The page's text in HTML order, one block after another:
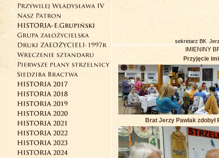
sekretarz BK
IMIENINY
Przyjęcie
Brat Jerzy Pawlak zdobył